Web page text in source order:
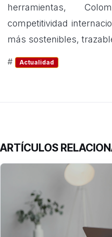
herramientas,
competitividad
más sostenibles,
# Actualidad
ARTÍCULOS